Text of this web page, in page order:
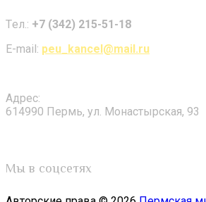
Tел.: +7 (342) 215-51-18
E-mail: peu_kancel@mail.ru
Адрес:
614990 Пермь, ул. Монастырская, 93
Мы в соцсетях